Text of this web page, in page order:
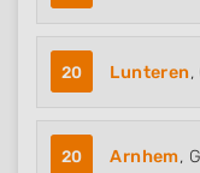
20 Lunteren,
20 Arnhem,